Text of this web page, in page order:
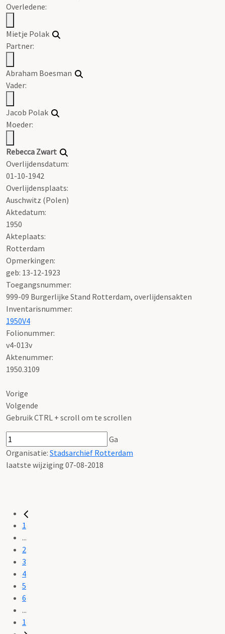
Overledene:
Mietje Polak
Partner:
Abraham Boesman
Vader:
Jacob Polak
Moeder:
Rebecca Zwart
Overlijdensdatum:
01-10-1942
Overlijdensplaats:
Auschwitz (Polen)
Aktedatum:
1950
Akteplaats:
Rotterdam
Opmerkingen:
geb: 13-12-1923
Toegangsnummer:
999-09 Burgerlijke Stand Rotterdam, overlijdensakten
Inventarisnummer:
1950V4
Folionummer:
v4-013v
Aktenummer:
1950.3109
Vorige
Volgende
Gebruik CTRL + scroll om te scrollen
Ga
Organisatie: Stadsarchief Rotterdam
laatste wijziging 07-08-2018
1
...
2
3
4
5
6
...
1